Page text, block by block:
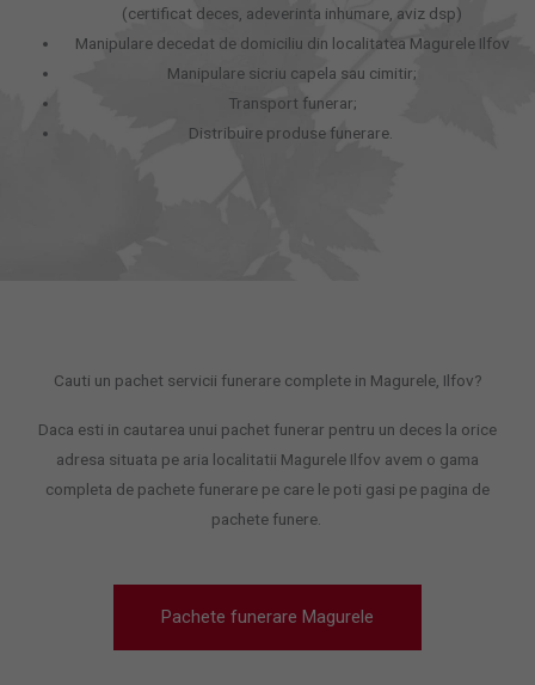
(certificat deces, adeverinta inhumare, aviz dsp)
Manipulare decedat de domiciliu din localitatea Magurele Ilfov
Manipulare sicriu capela sau cimitir;
Transport funerar;
Distribuire produse funerare.
Cauti un pachet servicii funerare complete in Magurele, Ilfov?
Daca esti in cautarea unui pachet funerar pentru un deces la orice
adresa situata pe aria localitatii Magurele Ilfov avem o gama
completa de pachete funerare pe care le poti gasi pe pagina de
pachete funere.
Pachete funerare Magurele